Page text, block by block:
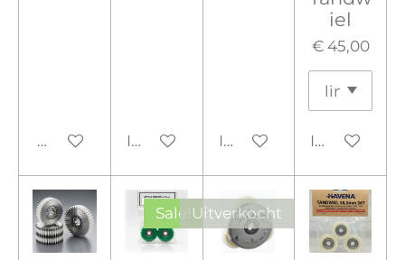
Houd mij op de hoogte
In winkelwagenIn winkelwagen
iel
€ 45,00
In
Sale!Uitverkocht